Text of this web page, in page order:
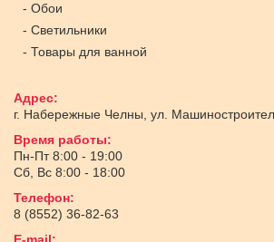
- Обои
- Светильники
- Товары для ванной
Адрес:
г. Набережные Челны ул.
Время работы:
Пн-Пт 8:00 - 19:00
Сб, Вс 8:00 - 18:00
Телефон:
8 (8552) 36-82-63